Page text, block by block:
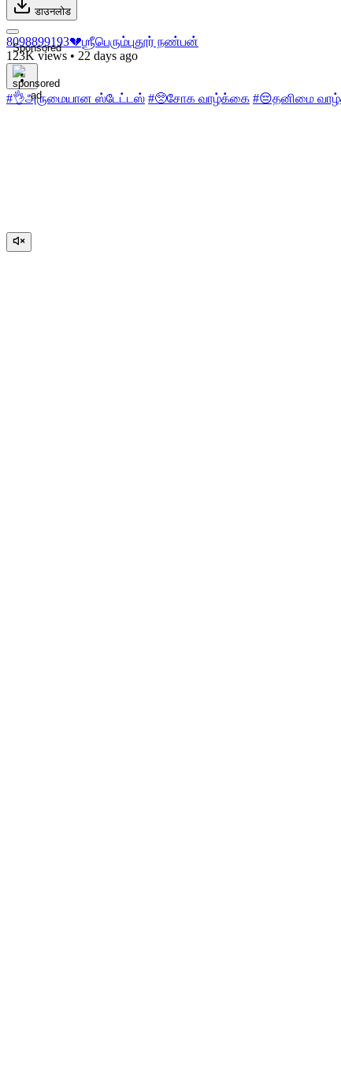
डाउनलोड
Sponsored
8098899193💔ஶ்ரீபெரும்புதூர் நண்பன்
123K views • 22 days ago
#👌அருமையான ஸ்டேட்டஸ் #🥺சோக வாழ்க்கை #😔தனிமை